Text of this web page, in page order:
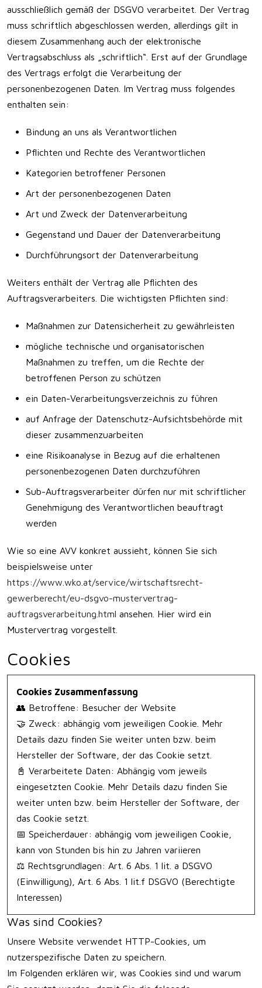
ausschließlich gemäß der DSGVO verarbeitet. Der Vertrag
muss schriftlich abgeschlossen werden, allerdings gilt in
diesem Zusammenhang auch der elektronische
Vertragsabschluss als „schriftlich“. Erst auf der Grundlage
des Vertrags erfolgt die Verarbeitung der
personenbezogenen Daten. Im Vertrag muss folgendes
enthalten sein:
Bindung an uns als Verantwortlichen
Pflichten und Rechte des Verantwortlichen
Kategorien betroffener Personen
Art der personenbezogenen Daten
Art und Zweck der Datenverarbeitung
Gegenstand und Dauer der Datenverarbeitung
Durchführungsort der Datenverarbeitung
Weiters enthält der Vertrag alle Pflichten des
Auftragsverarbeiters. Die wichtigsten Pflichten sind:
Maßnahmen zur Datensicherheit zu gewährleisten
mögliche technische und organisatorischen
Maßnahmen zu treffen, um die Rechte der
betroffenen Person zu schützen
ein Daten-Verarbeitungsverzeichnis zu führen
auf Anfrage der Datenschutz-Aufsichtsbehörde mit
dieser zusammenzuarbeiten
eine Risikoanalyse in Bezug auf die erhaltenen
personenbezogenen Daten durchzuführen
Sub-Auftragsverarbeiter dürfen nur mit schriftlicher
Genehmigung des Verantwortlichen beauftragt
werden
Wie so eine AVV konkret aussieht, können Sie sich
beispielsweise unter
https://www.wko.at/service/wirtschaftsrecht-
gewerberecht/eu-dsgvo-mustervertrag-
auftragsverarbeitung.html ansehen. Hier wird ein
Mustervertrag vorgestellt.
Cookies
Cookies Zusammenfassung
👥 Betroffene: Besucher der Website
🤝 Zweck: abhängig vom jeweiligen Cookie. Mehr
Details dazu finden Sie weiter unten bzw. beim
Hersteller der Software, der das Cookie setzt.
📓 Verarbeitete Daten: Abhängig vom jeweils
eingesetzten Cookie. Mehr Details dazu finden Sie
weiter unten bzw. beim Hersteller der Software, der
das Cookie setzt.
📅 Speicherdauer: abhängig vom jeweiligen Cookie,
kann von Stunden bis hin zu Jahren variieren
⚖️ Rechtsgrundlagen: Art. 6 Abs. 1 lit. a DSGVO
(Einwilligung), Art. 6 Abs. 1 lit.f DSGVO (Berechtigte
Interessen)
Was sind Cookies?
Unsere Website verwendet HTTP-Cookies, um
nutzerspezifische Daten zu speichern.
Im Folgenden erklären wir, was Cookies sind und warum